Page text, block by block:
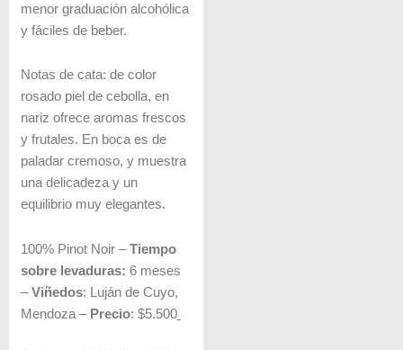
menor graduación alcohólica
y fáciles de beber.
Notas de cata: de color
rosado piel de cebolla, en
nariz ofrece aromas frescos
y frutales. En boca es de
paladar cremoso, y muestra
una delicadeza y un
equilibrio muy elegantes.
100% Pinot Noir –Tiempo
sobre levaduras: 6 meses
–Viñedos: Luján de Cuyo,
Mendoza – Precio: $5.500